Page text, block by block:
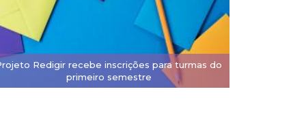
Redigir recebe inscrições para turmas do
primeiro semestre